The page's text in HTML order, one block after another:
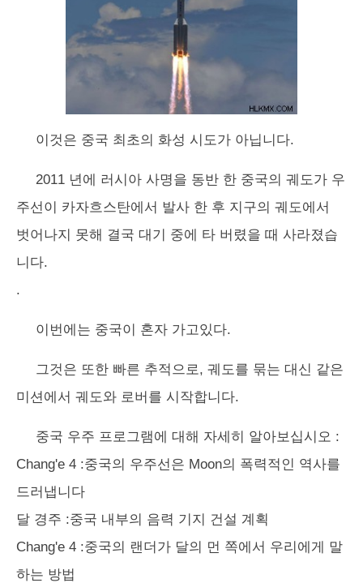
이것은 중국 최초의 화성 시도가 아닙니다.
2011 년에 러시아 사명을 동반 한 중국의 궤도가 우
주선이 카자흐스탄에서 발사 한 후 지구의 궤도에서
벗어나지 못해 결국 대기 중에 타 버렸을 때 사라졌습
니다.
.
이번에는 중국이 혼자 가고있다.
그것은 또한 빠른 추적으로, 궤도를 묶는 대신 같은
미션에서 궤도와 로버를 시작합니다.
중국 우주 프로그램에 대해 자세히 알아보십시오 :
Chang'e 4 :중국의 우주선은 Moon의 폭력적인 역사를
드러냅니다
달 경주 :중국 내부의 음력 기지 건설 계획
Chang'e 4 :중국의 랜더가 달의 먼 쪽에서 우리에게 말
하는 방법